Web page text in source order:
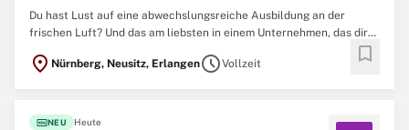
Du hast Lust auf eine abwechslungsreiche Ausbildung an der
frischen Luft? Und das am liebsten in einem Unternehmen, das dir
jede Menge Benefits rund um eine gute Ausbildung bietet? Dann
werde Teil unseres Teams und trage dazu bei, das 4. längste
location_on Nürnberg, Neusitz, ErlangenscheduleVollzeit bookmark
fiber_newNEU Heute